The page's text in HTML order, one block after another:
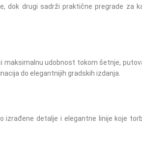
dok drugi sadrži praktične pregrade za
maksimalnu udobnost tokom šetnje,
do elegantnijih gradskih izdanja.
izrađene detalje i elegantne linije koje